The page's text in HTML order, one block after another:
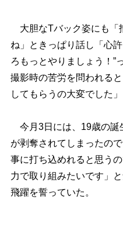
大胆なTバック姿にも「
ね」ときっぱり話し「心
ろもっとやりましょう！”
撮影時の苦労を問われる
してもらうの大変でした
今月3日には、19歳の誕
が剥奪されてしまったの
事に打ち込めれると思う
力で取り組みたいです」
飛躍を誓っていた。